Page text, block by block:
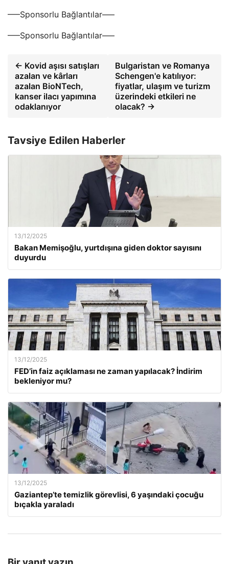
—–Sponsorlu Bağlantılar—–
—–Sponsorlu Bağlantılar—–
← Kovid aşısı satışları
azalan ve kârları
azalan BioNTech,
kanser ilacı yapımına
odaklanıyor
Bulgaristan ve Romanya
Schengen'e katılıyor:
fiyatlar, ulaşım ve turizm
üzerindeki etkileri ne
olacak? →
Tavsiye Edilen Haberler
13/12/2025
Bakan Memişoğlu, yurtdışına giden doktor sayısını
duyurdu
13/12/2025
FED’in faiz açıklaması ne zaman yapılacak? İndirim
bekleniyor mu?
13/12/2025
Gaziantep’te temizlik görevlisi, 6 yaşındaki çocuğu
bıçakla yaraladı